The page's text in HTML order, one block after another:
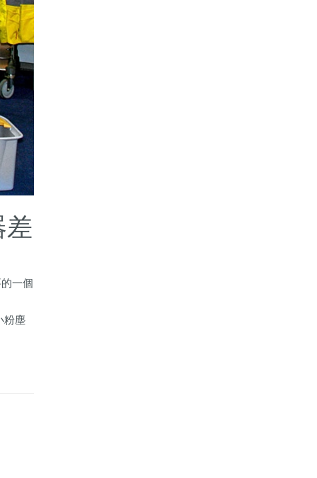
差
一個
粉塵